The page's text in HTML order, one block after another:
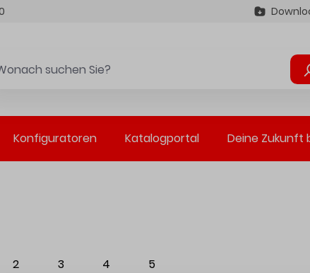
Konfiguratoren Katalogportal Deine Zukunft
2 3 4 5